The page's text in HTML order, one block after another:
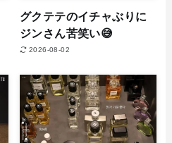
グクテテのイチャぶりに
ジンさん苦笑い😅
2026-08-02